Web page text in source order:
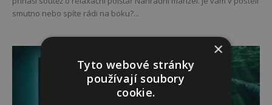
smutno nebo spíte rádi na boku?...
×
Tyto webové stránky
používají soubory
cookie.